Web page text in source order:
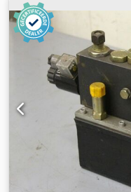
V -Vermogen: 2 kW
Kostov -
142/170/H390 mm -